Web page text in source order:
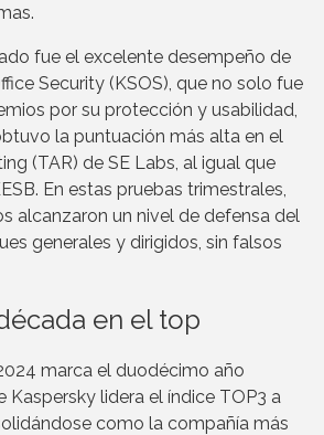
fue el excelente desempeño de
Security (KSOS), que no solo fue
por su protección y usabilidad,
la puntuación más alta en el
(TAR) de SE Labs, al igual que
En estas pruebas trimestrales,
alcanzaron un nivel de defensa del
generales y dirigidos, sin falsos
en el top
marca el duodécimo año
Kaspersky lidera el índice TOP3 a
como la compañía más